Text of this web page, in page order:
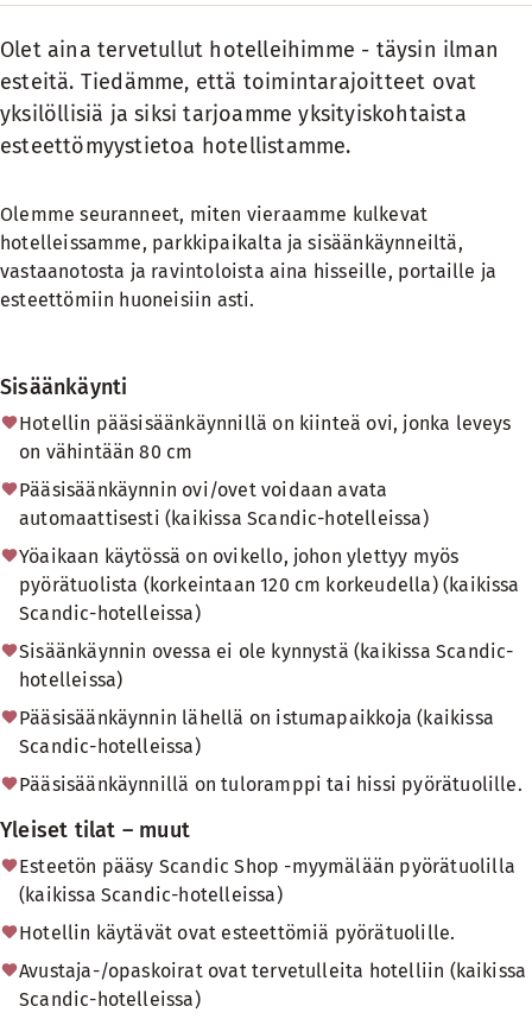
Olet aina tervetullut hotelleihimme - täysin ilman
esteitä. Tiedämme, että toimintarajoitteet ovat
yksilöllisiä ja siksi tarjoamme yksityiskohtaista
esteettömyystietoa hotellistamme.
Olemme seuranneet, miten vieraamme kulkevat
hotelleissamme, parkkipaikalta ja sisäänkäynneiltä,
vastaanotosta ja ravintoloista aina hisseille, portaille ja
esteettömiin huoneisiin asti.
Sisäänkäynti
Hotellin pääsisäänkäynnillä on kiinteä ovi, jonka leveys
on vähintään 80 cm
Pääsisäänkäynnin ovi/ovet voidaan avata
automaattisesti (kaikissa Scandic-hotelleissa)
Yöaikaan käytössä on ovikello, johon ylettyy myös
pyörätuolista (korkeintaan 120 cm korkeudella) (kaikissa
Scandic-hotelleissa)
Sisäänkäynnin ovessa ei ole kynnystä (kaikissa Scandic-
hotelleissa)
Pääsisäänkäynnin lähellä on istumapaikkoja (kaikissa
Scandic-hotelleissa)
Pääsisäänkäynnillä on tuloramppi tai hissi pyörätuolille.
Yleiset tilat – muut
Esteetön pääsy Scandic Shop -myymälään pyörätuolilla
(kaikissa Scandic-hotelleissa)
Hotellin käytävät ovat esteettömiä pyörätuolille.
Avustaja-/opaskoirat ovat tervetulleita hotelliin (kaikissa
Scandic-hotelleissa)